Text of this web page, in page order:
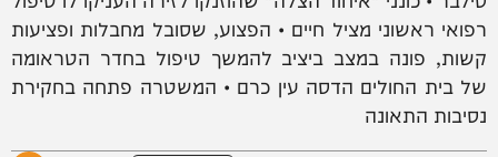
רפואי ראשוני מציל חיים • הפצוע, שסובל מחבלות ופציעות
קשות, פונה במצב ביציב להמשך טיפול בחדר הטראומה
של בית החולים הדסה עין כרם • המשטרה פתחה בחקירת
נסיבות התאונה